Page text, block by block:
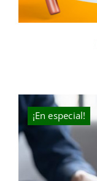
¡En especial!